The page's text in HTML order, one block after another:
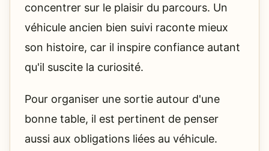
concentrer sur le plaisir du parcours. Un
véhicule ancien bien suivi raconte mieux
son histoire, car il inspire confiance autant
qu'il suscite la curiosité.
Pour organiser une sortie autour d'une
bonne table, il est pertinent de penser
aussi aux obligations liées au véhicule.